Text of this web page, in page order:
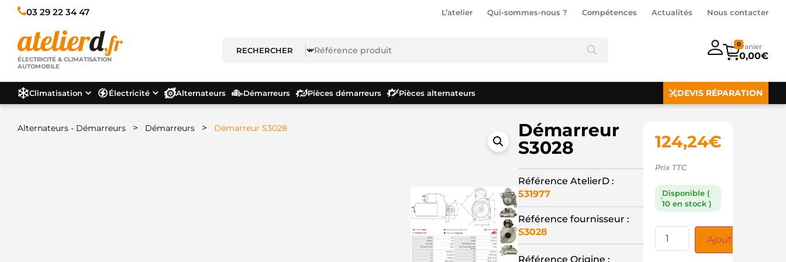
03 29 22 34 47 L’atelier Qui-sommes-nous ? Compétences Actualités Nous contacter
ÉLECTRICITÉ & CLIMATISATION
AUTOMOBILE
0,00€
0
Climatisation Électricité Alternateurs Démarreurs Pièces démarreurs Pièces alternateurs DEVIS RÉPARATION
Alternateurs - Démarreurs > Démarreurs > Démarreur S3028
Démarreur
S3028
Référence AtelierD :
531977
Référence fournisseur :
S3028
Référence Origine :
124,24€
Prix TTC
Disponible (
10 en stock )
Ajouter au